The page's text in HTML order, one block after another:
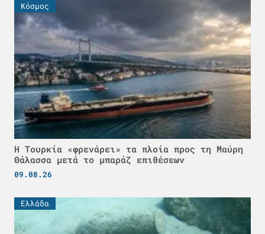
Κόσμος
Η Τουρκία «φρενάρει» τα πλοία προς τη Μαύρη
Θάλασσα μετά το μπαράζ επιθέσεων
09.08.26
Ελλάδα